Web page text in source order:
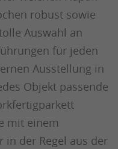
robust sowie
Auswahl an
für jeden
Ausstellung in
Objekt passende
mit einem
in der Regel aus der